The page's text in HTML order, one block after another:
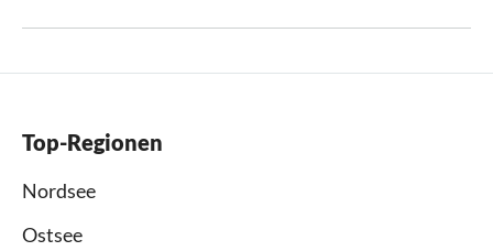
Top-Regionen
Nordsee
Ostsee